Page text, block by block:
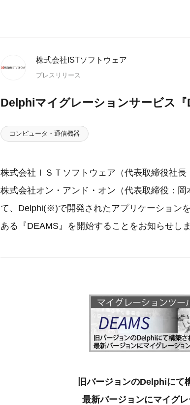
株式会社ISTソフトウェア
プレスリリース
Delphiマイグレーションサービス『
コンピュータ・通信機器
株式会社ＩＳＴソフトウェア（代表取締役社長
株式会社オン・アンド・オン（代表取締役：
て、Delphi(※)で開発されたアプリケーション
ある『DEAMS』を開始することをお知らせしま
旧バージョンのDelphiにて
最新バージョンにマイグ